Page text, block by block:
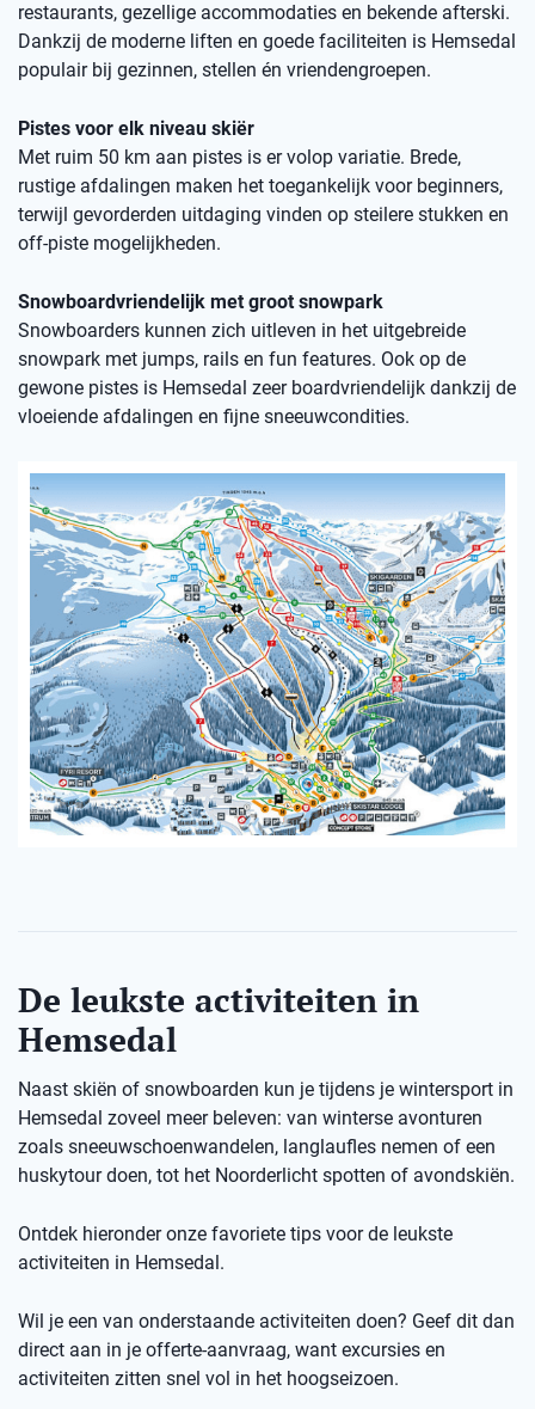
restaurants, gezellige accommodaties en bekende afterski.
Dankzij de moderne liften en goede faciliteiten is Hemsedal
populair bij gezinnen, stellen én vriendengroepen.
Pistes voor elk niveau skiër
Met ruim 50 km aan pistes is er volop variatie. Brede,
rustige afdalingen maken het toegankelijk voor beginners,
terwijl gevorderden uitdaging vinden op steilere stukken en
off-piste mogelijkheden.
Snowboardvriendelijk met groot snowpark
Snowboarders kunnen zich uitleven in het uitgebreide
snowpark met jumps, rails en fun features. Ook op de
gewone pistes is Hemsedal zeer boardvriendelijk dankzij de
vloeiende afdalingen en fijne sneeuwcondities.
De leukste activiteiten in
Hemsedal
Naast skiën of snowboarden kun je tijdens je wintersport in
Hemsedal zoveel meer beleven: van winterse avonturen
zoals sneeuwschoenwandelen, langlaufles nemen of een
huskytour doen, tot het Noorderlicht spotten of avondskiën.
Ontdek hieronder onze favoriete tips voor de leukste
activiteiten in Hemsedal.
Wil je een van onderstaande activiteiten doen? Geef dit dan
direct aan in je offerte-aanvraag, want excursies en
activiteiten zitten snel vol in het hoogseizoen.